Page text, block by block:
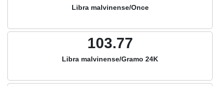
Libra malvinense/Once
103.77
Libra malvinense/Gramo 24K